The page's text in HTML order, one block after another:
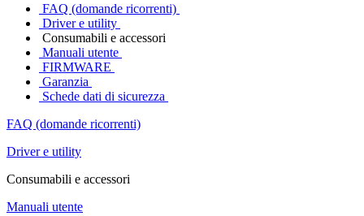
FAQ (domande ricorrenti)
Driver e utility
Consumabili e accessori
Manuali utente
FIRMWARE
Garanzia
Schede dati di sicurezza
FAQ (domande ricorrenti)
Driver e utility
Consumabili e accessori
Manuali utente